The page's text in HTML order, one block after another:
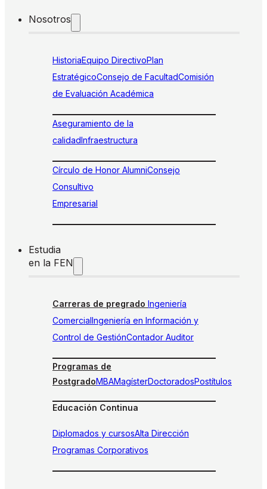
Nosotros
HistoriaEquipo DirectivoPlan
EstratégicoConsejo de FacultadComisión
de Evaluación Académica
Aseguramiento de la
calidadInfraestructura
Círculo de Honor AlumniConsejo
Consultivo
Empresarial
Estudia
en la FEN
Carreras de pregrado Ingeniería
ComercialIngeniería en Información y
Control de GestiónContador Auditor
Programas de
PostgradoMBAMagísterDoctoradosPostítulos
Educación Continua
Diplomados y cursosAlta Dirección
Programas Corporativos